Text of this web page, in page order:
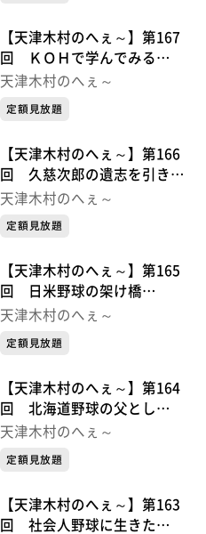
【天津木村のへぇ～】第167
回 ＫＯＨで学んでみる
と・・・久慈次郎シリーズ⑧
天津木村のへぇ～
定額見放題
【天津木村のへぇ～】第166
回 久慈次郎の遺志を引き継
いで！・・・・・久慈次郎シ
天津木村のへぇ～
定額見放題
【天津木村のへぇ～】第165
回 日米野球の架け橋
に！・・・・・久慈次郎シリ
天津木村のへぇ～
定額見放題
【天津木村のへぇ～】第164
回 北海道野球の父とし
て・・・・・久慈次郎シリー
天津木村のへぇ～
定額見放題
【天津木村のへぇ～】第163
回 社会人野球に生きた